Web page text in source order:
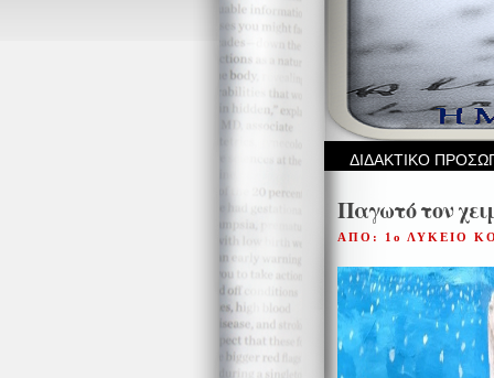
ΔΙΔΑΚΤΙΚΟ
Παγωτό τον
ΑΠΟ: 1ο ΛΥΚΕΙΟ